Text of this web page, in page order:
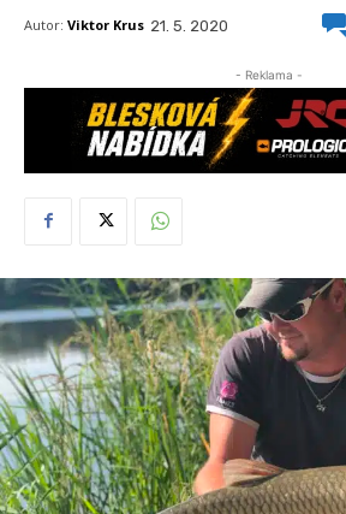
Autor: Viktor Krus 21. 5. 2020
- Reklama -